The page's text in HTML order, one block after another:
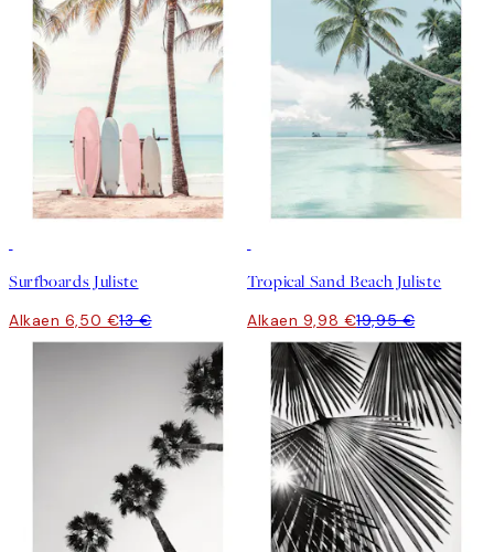
Surfboards Juliste
Alkaen 6,50 €13 €
Tropical Sand Beach Juliste
Alkaen 9,98 €19,95 €